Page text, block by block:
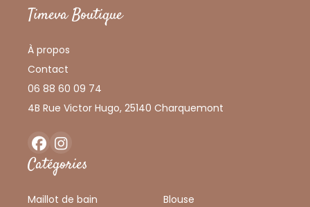
Timeva Boutique
À propos
Contact
06 88 60 09 74
4B Rue Victor Hugo, 25140 Charquemont
FacebookInstagram
Catégories
Maillot de bain
Blouse